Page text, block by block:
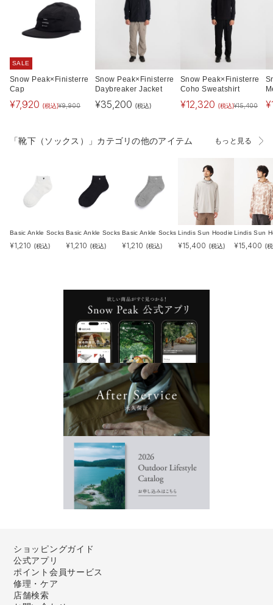
SALE
Snow Peak×Finisterre
Cap
¥7,920 (税込)¥9,900
Snow Peak×Finisterre
Daybreaker Jacket
¥35,200 (税込)
Snow Peak×Finisterre
Coho Sweatshirt
¥12,320 (税込)¥15,400 ¥
「靴下（ソックス）」カテゴリの他のアイテム もっと見る
Basic Ankle Socks
¥1,210 (税込)
Basic Ankle Socks
¥1,210 (税込)
Basic Ankle Socks
¥1,210 (税込)
Lindis Sun Hoodie
¥15,400 (税込)
Lindis Sun
¥15,400 (
ショッピングガイド
公式アプリ
ポイント会員サービス
修理・ケア
店舗検索